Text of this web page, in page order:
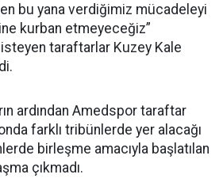
bu yana verdiğimiz mücadeleyi
kurban etmeyeceğiz”
taraftarlar Kuzey Kale
ardından Amedspor taraftar
farklı tribünlerde yer alacağı
birleşme amacıyla başlatılan
çıkmadı.